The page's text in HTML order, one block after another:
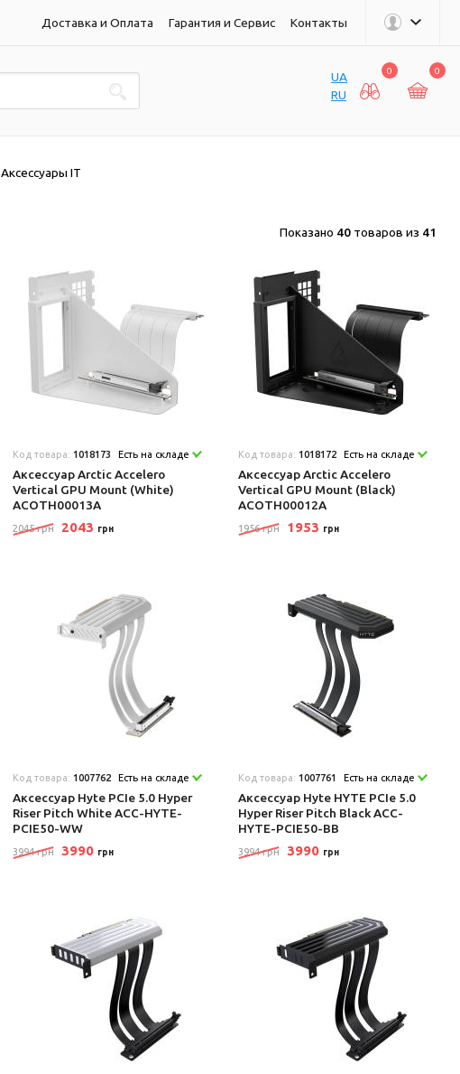
Доставка и Оплата Гарантия и Сервис Контакты
UA
RU
0 0
Аксеcсуары IT
Показано 40 товаров из 41
Код товара: 1018173 Есть на складе
Аксеcсуар Arctic Accelero
Vertical GPU Mount (White)
ACOTH00013A
2045 грн 2043 грн
Код товара: 1018172 Есть на складе
Аксеcсуар Arctic Accelero
Vertical GPU Mount (Black)
ACOTH00012A
1956 грн 1953 грн
Код товара: 1007762 Есть на складе
Аксеcсуар Hyte PCIe 5.0 Hyper
Riser Pitch White ACC-HYTE-
PCIE50-WW
3994 грн 3990 грн
Код товара: 1007761 Есть на складе
Аксеcсуар Hyte HYTE PCIe 5.0
Hyper Riser Pitch Black ACC-
HYTE-PCIE50-BB
3994 грн 3990 грн